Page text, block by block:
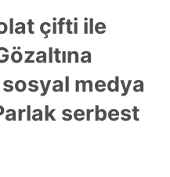
çifti ile
sosyal medya
serbest